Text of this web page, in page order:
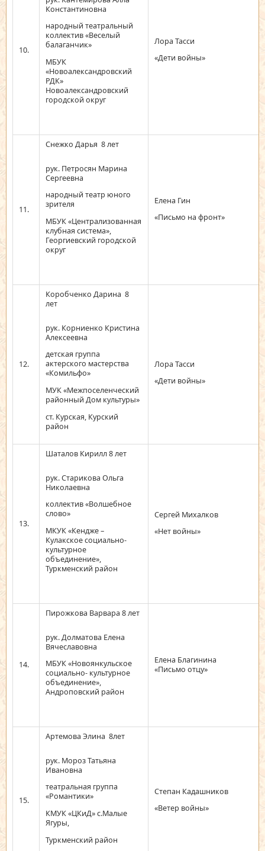
10.
Константиновна
народный театральный
коллектив «Веселый
балаганчик»
МБУК
«Новоалександровский
РДК»
Новоалександровский
городской округ
Лора Тасси
«Дети войны»
11.
Снежко Дарья 8 лет
рук. Петросян Марина
Сергеевна
народный театр юного
зрителя
МБУК «Централизованная
клубная система»,
Георгиевский городской
округ
Елена Гин
«Письмо на фронт»
12.
Коробченко Дарина 8
лет
рук. Корниенко Кристина
Алексеевна
детская группа
актерского мастерства
«Комильфо»
МУК «Межпоселенческий
районный Дом культуры»
ст. Курская, Курский
район
Лора Тасси
«Дети войны»
13.
Шаталов Кирилл 8 лет
рук. Старикова Ольга
Николаевна
коллектив «Волшебное
слово»
МКУК «Кендже –
Кулакское социально-
культурное
объединение»,
Туркменский район
Сергей Михалков
«Нет войны»
14.
Пирожкова Варвара 8 лет
рук. Долматова Елена
Вячеславовна
МБУК «Новоянкульское
социально- культурное
объединение»,
Андроповский район
Елена Благинина
«Письмо отцу»
15.
Артемова Элина 8лет
рук. Мороз Татьяна
Ивановна
театральная группа
«Романтики»
КМУК «ЦКиД» с.Малые
Ягуры,
Туркменский район
Степан Кадашников
«Ветер войны»